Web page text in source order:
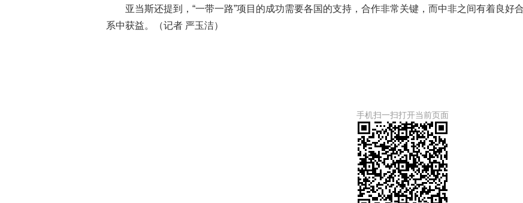
亚当斯还提到，“一带一路”项目的成功需要各国的支持，合作非常关键，而中非之间有着良好
系中获益。（记者 严玉洁）
手机扫一扫打开当前页面